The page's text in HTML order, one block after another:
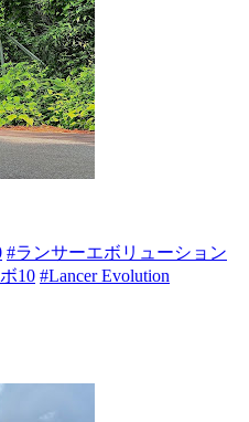
#ランサーエボリューション
10 #Lancer Evolution